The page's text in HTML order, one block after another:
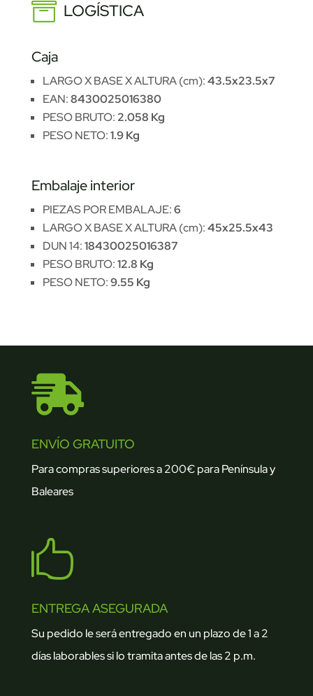
LOGÍSTICA
Caja
LARGO X BASE X ALTURA (cm):43.5x23.5x7
EAN:8430025016380
PESO BRUTO: 2.058 Kg
PESO NETO:1.9 Kg
Embalaje interior
PIEZAS POR EMBALAJE:6
LARGO X BASE X ALTURA (cm):45x25.5x43
DUN 14:18430025016387
PESO BRUTO:12.8 Kg
PESO NETO:9.55 Kg

ENVÍO GRATUITO
Para compras superiores a 200€ para Península y
Baleares

ENTREGA ASEGURADA
Su pedido le será entregado en un plazo de 1 a 2
días laborables si lo tramita antes de las 2 p.m.